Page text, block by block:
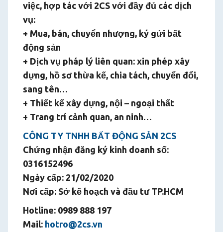
việc, hợp tác với 2CS với đầy đủ các dịch
vụ:
+ Mua, bán, chuyển nhượng, ký gửi bất
động sản
+ Dịch vụ pháp lý liên quan: xin phép xây
dựng, hồ sơ thừa kế, chia tách, chuyển đổi,
sang tên…
+ Thiết kế xây dựng, nội – ngoại thất
+ Trang trí cảnh quan, an ninh…
CÔNG TY TNHH BẤT ĐỘNG SẢN 2CS
Chứng nhận đăng ký kinh doanh số:
0316152496
Ngày cấp: 21/02/2020
Nơi cấp: Sở kế hoạch và đầu tư TP.HCM
Hotline: 0989 888 197
Mail: hotro@2cs.vn